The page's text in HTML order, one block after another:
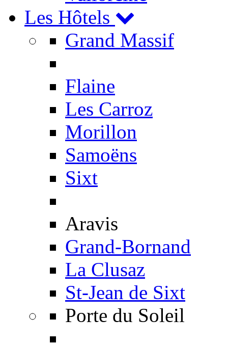
Les Hôtels
Grand Massif
Flaine
Les Carroz
Morillon
Samoëns
Sixt
Aravis
Grand-Bornand
La Clusaz
St-Jean de Sixt
Porte du Soleil